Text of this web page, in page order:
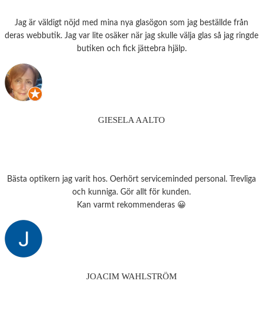
Jag är väldigt nöjd med mina nya glasögon som jag beställde från
deras webbutik. Jag var lite osäker när jag skulle välja glas så jag ringde
butiken och fick jättebra hjälp.
GIESELA AALTO
Bästa optikern jag varit hos. Oerhört serviceminded personal. Trevliga
och kunniga. Gör allt för kunden.
Kan varmt rekommenderas 😀
JOACIM WAHLSTRÖM